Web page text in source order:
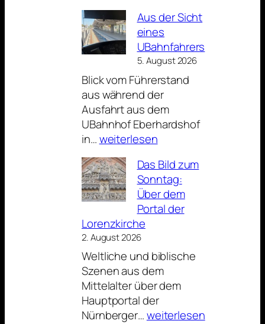
Nürnberg
Aus der Sicht
eines
UBahnfahrers
5. August 2026
Blick vom Führerstand
aus während der
Ausfahrt aus dem
UBahnhof Eberhardshof
in…Aus
Sicht
eines
UBahnfahrers
weiterlesen
Das Bild zum
Sonntag:
Über dem
Portal der
Lorenzkirche
2. August 2026
Weltliche und biblische
Szenen aus dem
Mittelalter über dem
Hauptportal der
Nürnberger…Das
weiterlesen